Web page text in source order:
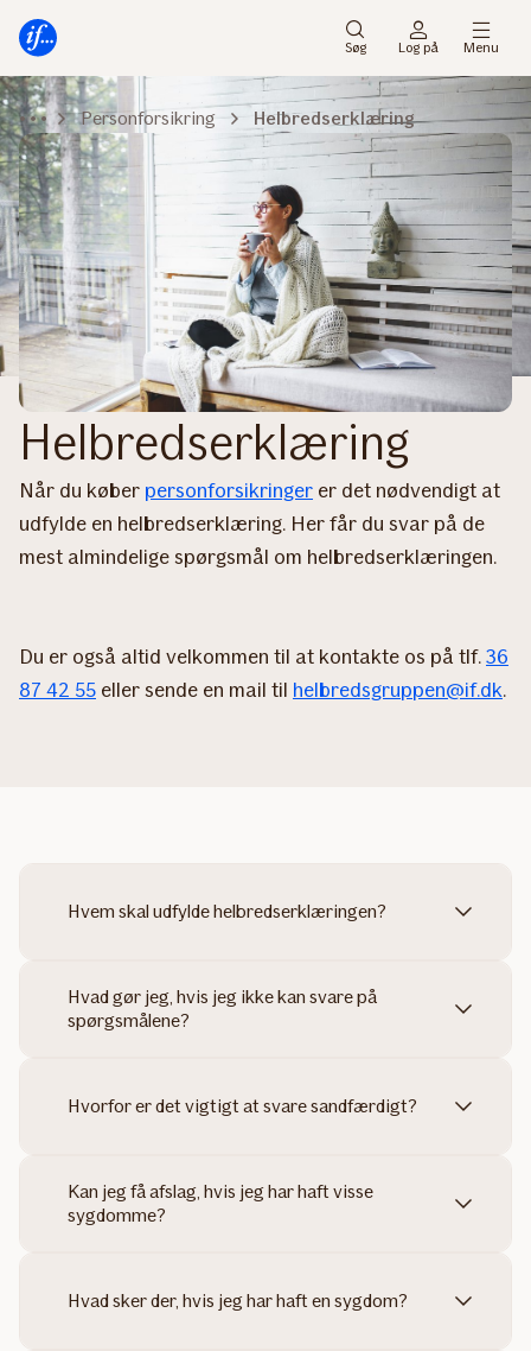
Søg Log på Menu
Personforsikring Helbredserklæring
Helbredserklæring
Når du køber personforsikringer er det nødvendigt at
udfylde en helbredserklæring. Her får du svar på de
mest almindelige spørgsmål om helbredserklæringen.
Du er også altid velkommen til at kontakte os på tlf.36
87 42 55 eller sende en mail til helbredsgruppen@if.dk.
Hvem skal udfylde helbredserklæringen?
Hvad gør jeg, hvis jeg ikke kan svare på
spørgsmålene?
Hvorfor er det vigtigt at svare sandfærdigt?
Kan jeg få afslag, hvis jeg har haft visse
sygdomme?
Hvad sker der, hvis jeg har haft en sygdom?